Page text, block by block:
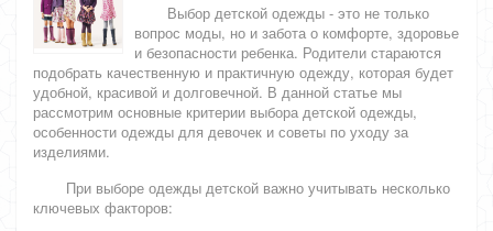
Выбор детской одежды - это не только
вопрос моды, но и забота о комфорте, здоровье
и безопасности ребенка. Родители стараются
подобрать качественную и практичную одежду, которая будет
удобной, красивой и долговечной. В данной статье мы
рассмотрим основные критерии выбора детской одежды,
особенности одежды для девочек и советы по уходу за
изделиями.
При выборе одежды детской важно учитывать несколько
ключевых факторов: